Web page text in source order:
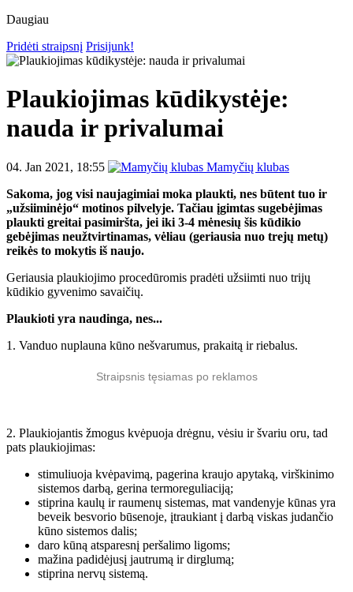
Daugiau
Pridėti straipsnį Prisijunk!
Plaukiojimas kūdikystėje:
nauda ir privalumai
04. Jan 2021, 18:55
Mamyčių klubas
Sakoma, jog visi naujagimiai moka plaukti, nes būtent tuo ir
„užsiiminėjo“ motinos pilvelyje. Tačiau įgimtas sugebėjimas
plaukti greitai pasimiršta, jei iki 3-4 mėnesių šis kūdikio
gebėjimas neužtvirtinamas, vėliau (geriausia nuo trejų metų)
reikės to mokytis iš naujo.
Geriausia plaukiojimo procedūromis pradėti užsiimti nuo trijų
kūdikio gyvenimo savaičių.
Plaukioti yra naudinga, nes...
1. Vanduo nuplauna kūno nešvarumus, prakaitą ir riebalus.
Straipsnis tęsiamas po reklamos
2. Plaukiojantis žmogus kvėpuoja drėgnu, vėsiu ir švariu oru, tad
pats plaukiojimas:
stimuliuoja kvėpavimą, pagerina kraujo apytaką, virškinimo
sistemos darbą, gerina termoreguliaciją;
stiprina kaulų ir raumenų sistemas, mat vandenyje kūnas yra
beveik besvorio būsenoje, įtraukiant į darbą viskas judančio
kūno sistemos dalis;
daro kūną atsparesnį peršalimo ligoms;
mažina padidėjusį jautrumą ir dirglumą;
stiprina nervų sistemą.